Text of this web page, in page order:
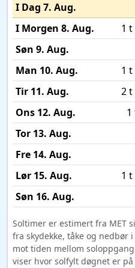
I Dag 7. Aug.
I Morgen 8. Aug.
1
Søn 9. Aug.
Man 10. Aug.
1
Tir 11. Aug.
2 t
Ons 12. Aug.
1
Tor 13. Aug.
Fre 14. Aug.
Lør 15. Aug.
1
Søn 16. Aug.
Soltimer er estimert fra MET
fra skydekke, tåke og nedbør
mot tiden mellom
viser hvor solfylt døgnet er